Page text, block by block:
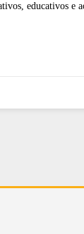
educativos e